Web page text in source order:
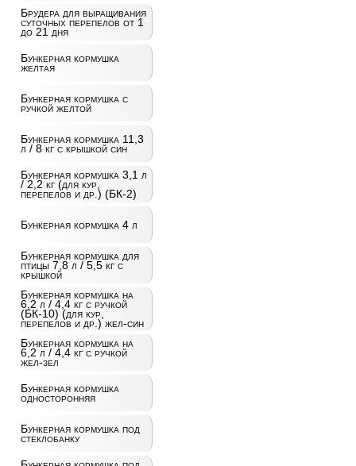
Брудера для выращивания
суточных перепелов от 1
до 21 дня
Бункерная кормушка
желтая
Бункерная кормушка с
ручкой желтой
Бункерная кормушка 11,3
л / 8 кг с крышкой син
Бункерная кормушка 3,1 л
/ 2,2 кг (для кур,
перепелов и др.) (БК-2)
Бункерная кормушка 4 л
Бункерная кормушка для
птицы 7,8 л / 5,5 кг с
крышкой
Бункерная кормушка на
6,2 л / 4,4 кг с ручкой
(БК-10) (для кур,
перепелов и др.) жел-син
Бункерная кормушка на
6,2 л / 4,4 кг с ручкой
жел-зел
Бункерная кормушка
односторонняя
Бункерная кормушка под
стеклобанку